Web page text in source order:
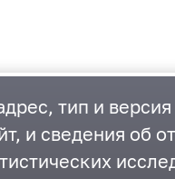
тип и версия
и сведения об